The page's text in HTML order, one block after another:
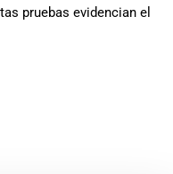
pruebas evidencian el